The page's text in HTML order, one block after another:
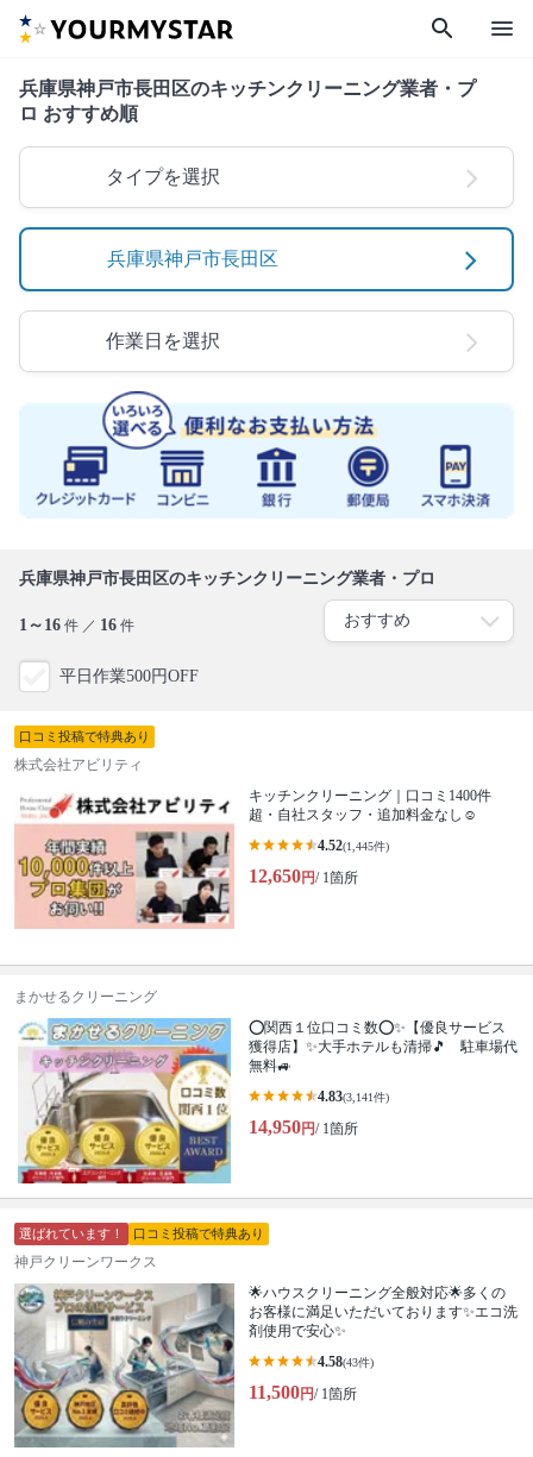
search menu
兵庫県神戸市長田区のキッチンクリーニング業者・プ
ロ おすすめ順
タイプを選択
兵庫県神戸市長田区
作業日を選択
兵庫県神戸市長田区のキッチンクリーニング業者・プロ
1～16 件 ／ 16 件
平日作業500円OFF
口コミ投稿で特典あり
株式会社アビリティ
キッチンクリーニング｜口コミ1400件
超・自社スタッフ・追加料金なし☺️
4.52(1,445件)
12,650円/ 1箇所
まかせるクリーニング
⭕関西１位口コミ数⭕✨【優良サービス
獲得店】✨大手ホテルも清掃🎵 駐車場代
無料🚙
4.83(3,141件)
14,950円/ 1箇所
選ばれています！ 口コミ投稿で特典あり
神戸クリーンワークス
🌟ハウスクリーニング全般対応🌟多くの
お客様に満足いただいております✨エコ洗
剤使用で安心✨
4.58(43件)
11,500円/ 1箇所